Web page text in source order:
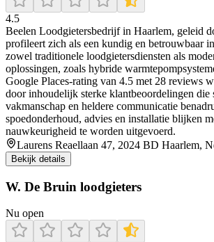
4.5
Beelen Loodgietersbedrijf in Haarlem, geleid
profileert zich als een kundig en betrouwbaar
zowel traditionele loodgietersdiensten als
oplossingen, zoals hybride
Google Places-rating van 4.5 met 28 reviews
door inhoudelijk sterke klantbeoordelingen die
vakmanschap en heldere communicatie
spoedonderhoud, advies en installatie blijken
nauwkeurigheid te worden uitgevoerd.
Laurens Reaellaan 47, 2024 BD Haarlem,
Bekijk details
W. De Bruin loodgieters
Nu open